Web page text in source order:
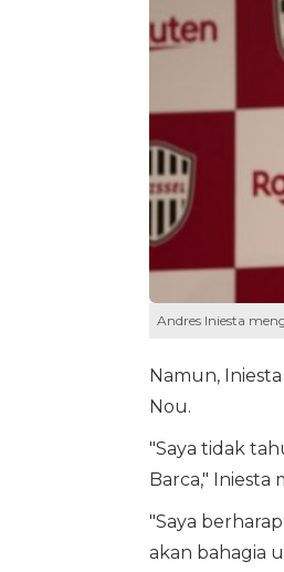
Andres Iniesta
Namun,
Nou.
"Saya tidak
Barca," Iniesta
"Saya
akan bahagia